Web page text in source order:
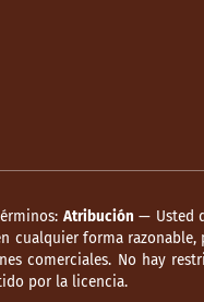
Atribución — Usted
cualquier forma
comerciales. No hay
por la licencia.